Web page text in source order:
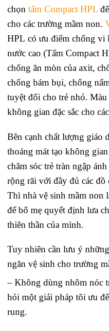
chọn tấm Compact HPL
cho các trường mầm non.
HPL có ưu điểm chống vi
nước cao (Tấm Compact
chống ăn mòn của axit,
chống bám bụi, chống
tuyệt đối cho trẻ nhỏ. Màu
không gian đặc sắc cho
Bên cạnh chất lượng giáo
thoáng mát tạo không
chăm sóc trẻ tràn ngập
rộng rãi với đầy đủ các
Thì nhà vệ sinh mầm non
để bố mẹ quyết định lưa
thiên thần của mình.
Tuy nhiên cần lưu ý
ngăn vệ sinh cho trường
– Không dùng nhôm nóc
hỏi một giải pháp tôi ưu
rung.